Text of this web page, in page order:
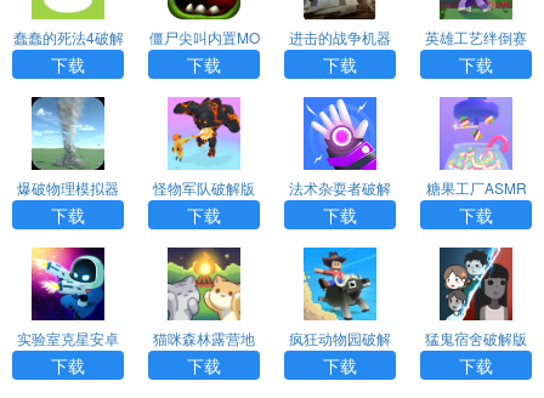
蠢蠢的死法4破解
版（DWTD4）a
pp下载
下载
僵尸尖叫内置MO
D修改器最新版
下载
进击的战争机器
破解版最新版ap
p
下载
英雄工艺绊倒赛
跑破解版（Hero
Craft）app下载
下载
爆破物理模拟器
破解版app下载
下载
怪物军队破解版
（Monster Aroun
d）app下载
下载
法术杂耍者破解
版（Spells Juggl
er）app
下载
糖果工厂ASMR
破解版（Candy
Factory ASMR）
app下载
下载
实验室克星安卓
最新破解版（La
bBuster）app
下载
猫咪森林露营地
的故事安卓破解
版（Cat Forest）
下载
疯狂动物园破解
版最新版2023
下载
猛鬼宿舍破解版
MOD菜单下载
下载